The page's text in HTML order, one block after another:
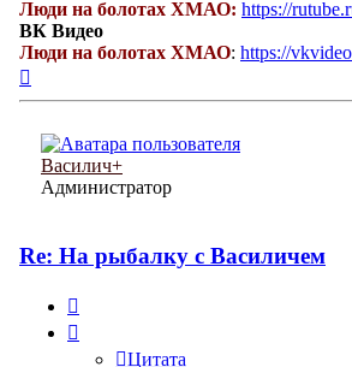
Люди на болотах ХМАО: https://
ВК Видео
Люди на болотах ХМАО: https://
Василич+
Администратор
Re: На рыбалку с Василичем
Цитата